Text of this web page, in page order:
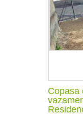
Copasa